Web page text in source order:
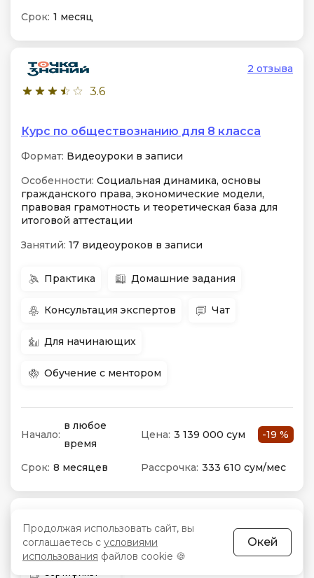
Срок: 1 месяц
3.6
2 отзыва
Курс по обществознанию для 8 класса
Формат: Видеоуроки в записи
Особенности: Социальная динамика, основы
гражданского права, экономические модели,
правовая грамотность и теоретическая база для
итоговой аттестации
Занятий: 17 видеоуроков в записи
Практика Домашние задания
Консультация экспертов Чат
Для начинающих
Обучение с ментором
Начало:
в любое
время
Цена: 3 139 000 сум -19 %
Срок: 8 месяцев Рассрочка: 333 610 сум/мес
3.2
Сертификат
Продолжая использовать сайт, вы
соглашаетесь с условиями
использования файлов cookie 🍪
Окей